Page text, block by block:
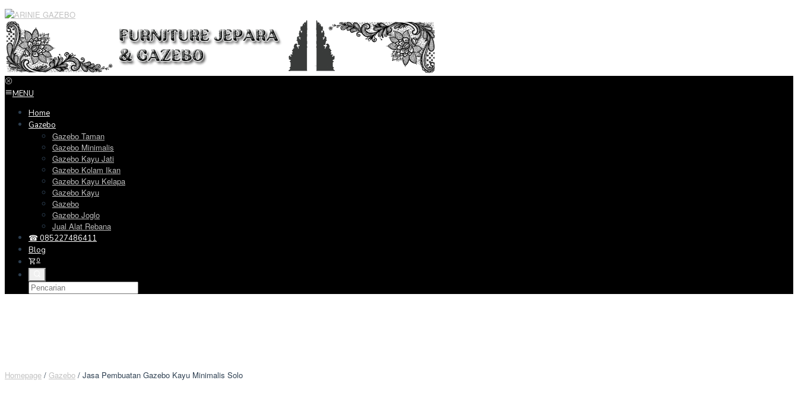
Loncat
ke
konten
MENU
Home
Gazebo
Gazebo Taman
Gazebo Minimalis
Gazebo Kayu Jati
Gazebo Kolam Ikan
Gazebo Kayu Kelapa
Gazebo Kayu
Gazebo
Gazebo Joglo
Jual Alat Rebana
☎ 085227486411
Blog
0
Homepage / Gazebo / Jasa Pembuatan Gazebo Kayu Minimalis Solo